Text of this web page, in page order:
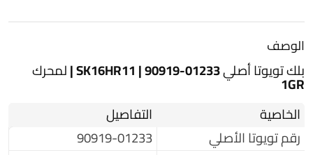
الوصف
بلك تويوتا أصلي SK16HR11 | 90919-01233 | لمحرك
1GR
الخاصية
التفاصيل
رقم تويوتا الأصلي
90919-01233